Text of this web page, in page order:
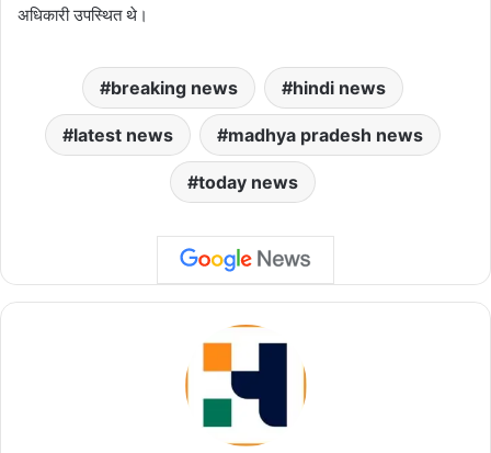
अधिकारी उपस्थित थे।
breaking news hindi news
latest news madhya pradesh news
today news